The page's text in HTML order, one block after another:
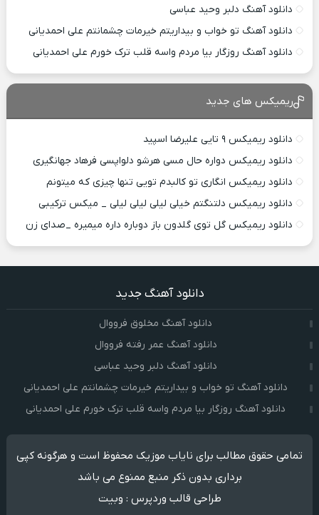
دانلود آهنگ دلبر وحید عباسی
دانلود آهنگ تو خواب و بیداریتم خیرمات چشمانتم علی احمدیانی
دانلود آهنگ روزگار بیا مردم واسه قلب ترک خورم علی احمدیانی
ریمیکس های جدید
دانلود ریمیکس ۹ تایی علیرضا اسپید
دانلود ریمیکس دواره حال مسی هرشو دلواپسی فرهاد جهانگیری
دانلود ریمیکس انگاری تو کالبدم تویی تنها چیزی که میتونم
دانلود ریمیکس دلتنگتم خیلی لیلی لیلی لیلی _ میکس ترکیبی
دانلود ریمیکس گل توی گلدون باز دوباره داره میمیره _صدای زن
دانلود آهنگ جدید
دانلود آهنگ مخلوق فرووال
دانلود آهنگ عمر رفته فرووال
دانلود آهنگ دلبر وحید عباسی
دانلود آهنگ تو خواب و بیداریتم خیرمات چشمانتم علی احمدیانی
دانلود آهنگ روزگار بیا مردم واسه قلب ترک خورم علی احمدیانی
تمامی حقوق مطالب برای نایاب موزیک محفوظ است و هرگونه کپی
برداری بدون ذکر منبع ممنوع می باشد
طراحی قالب وردپرس : وبیت